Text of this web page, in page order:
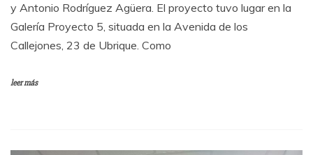
y Antonio Rodríguez Agüera. El proyecto tuvo lugar en la
Galería Proyecto 5, situada en la Avenida de los
Callejones, 23 de Ubrique. Como
leer más